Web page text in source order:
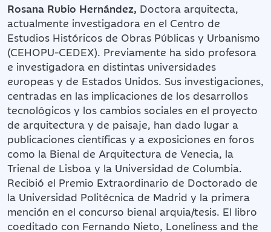
Rosana Rubio Hernández, Doctora arquitecta,
actualmente investigadora en el Centro de
Estudios Históricos de Obras Públicas y Urbanismo
(CEHOPU-CEDEX). Previamente ha sido profesora
e investigadora en distintas universidades
europeas y de Estados Unidos. Sus investigaciones,
centradas en las implicaciones de los desarrollos
tecnológicos y los cambios sociales en el proyecto
de arquitectura y de paisaje, han dado lugar a
publicaciones científicas y a exposiciones en foros
como la Bienal de Arquitectura de Venecia, la
Trienal de Lisboa y la Universidad de Columbia.
Recibió el Premio Extraordinario de Doctorado de
la Universidad Politécnica de Madrid y la primera
mención en el concurso bienal arquia/tesis. El libro
coeditado con Fernando Nieto, Loneliness and the